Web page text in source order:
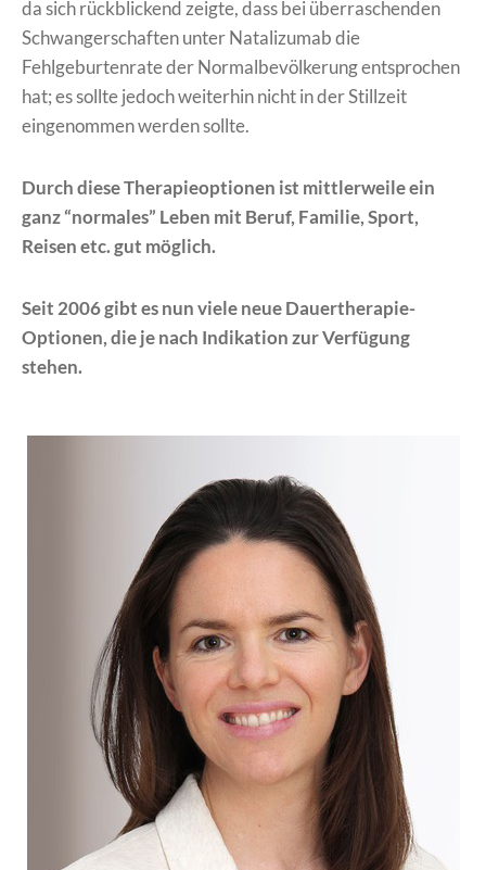
da sich rückblickend zeigte, dass bei überraschenden
Schwangerschaften unter Natalizumab die
Fehlgeburtenrate der Normalbevölkerung entsprochen
hat; es sollte jedoch weiterhin nicht in der Stillzeit
eingenommen werden sollte.
Durch diese Therapieoptionen ist mittlerweile ein
ganz “normales” Leben mit Beruf, Familie, Sport,
Reisen etc. gut möglich.
Seit 2006 gibt es nun viele neue Dauertherapie-
Optionen, die je nach Indikation zur Verfügung
stehen.